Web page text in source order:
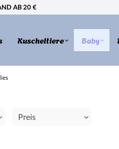
springen
AB 20 €
Kuscheltiere Baby
Preis